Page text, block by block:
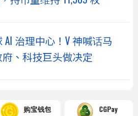
AI 治理中心！V 神喊话马
、科技巨头做决定
购宝钱包 CGPay